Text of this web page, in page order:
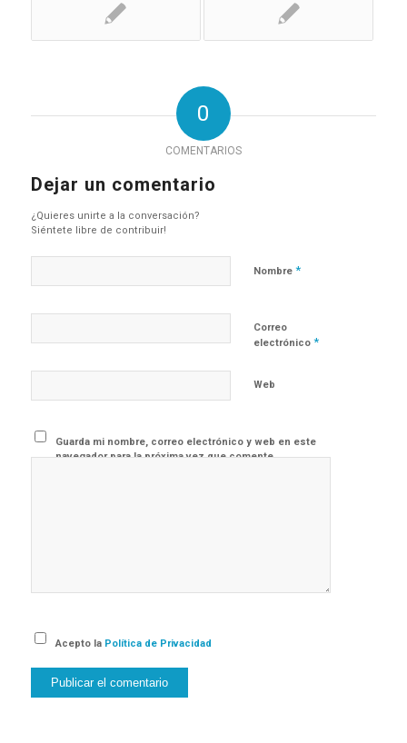
0
COMENTARIOS
Dejar un comentario
¿Quieres unirte a la conversación?
Siéntete libre de contribuir!
Nombre *
Correo
electrónico *
Web
Guarda mi nombre, correo electrónico y web en este
navegador para la próxima vez que comente.
Acepto la Política de Privacidad